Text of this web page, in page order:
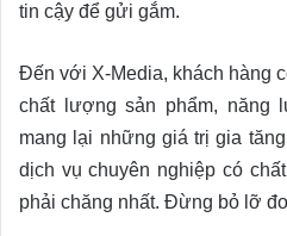
tin cậy để gửi gắm.
Đến với X-Media, khách hàng
chất lượng sản phẩm, năng
mang lại những giá trị gia
dịch vụ chuyên nghiệp có
phải chăng nhất. Đừng bỏ lỡ